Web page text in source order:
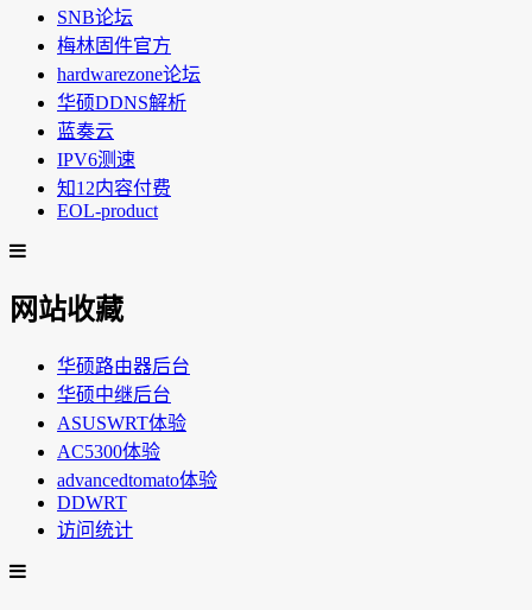
SNB论坛
梅林固件官方
hardwarezone论坛
华硕DDNS解析
蓝奏云
IPV6测速
知12内容付费
EOL-product
网站收藏
华硕路由器后台
华硕中继后台
ASUSWRT体验
AC5300体验
advancedtomato体验
DDWRT
访问统计